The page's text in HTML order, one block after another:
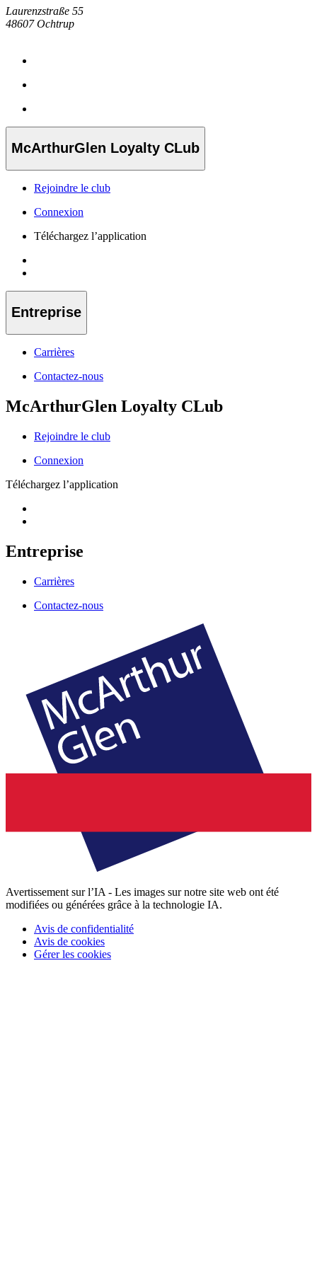
Laurenzstraße 55
48607 Ochtrup
McArthurGlen Loyalty CLub
Rejoindre le club
Connexion
Téléchargez l’application
Entreprise
Carrières
Contactez-nous
McArthurGlen Loyalty CLub
Rejoindre le club
Connexion
Téléchargez l’application
Entreprise
Carrières
Contactez-nous
Avertissement sur l’IA - Les images sur notre site web ont été
modifiées ou générées grâce à la technologie IA.
Avis de confidentialité
Avis de cookies
Gérer les cookies